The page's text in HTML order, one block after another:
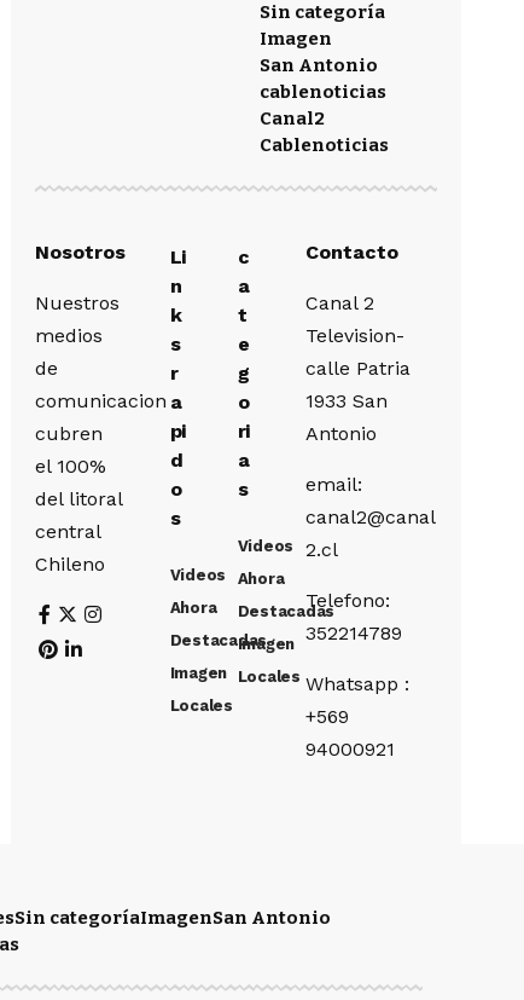
Sin categoría
Imagen
San Antonio
cablenoticias
Canal2
Cablenoticias
Nosotros
Nuestros
medios
de
comunicacion
cubren
el 100%
del litoral
central
Chileno
Li
n
k
s
r
a
pi
d
o
s
Videos
Ahora
Destacadas
Imagen
Locales
c
a
t
e
g
o
ri
a
s
Videos
Ahora
Destacadas
Imagen
Locales
Contacto
Canal 2
Television-
calle Patria
1933 San
Antonio
email:
canal2@canal
2.cl
Telefono:
352214789
Whatsapp :
+569
94000921
Sin categoríaImagenSan Antonio